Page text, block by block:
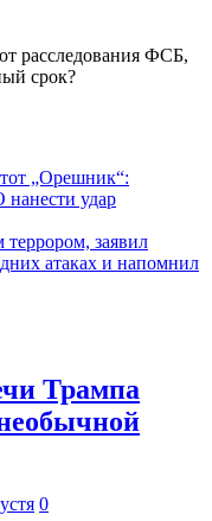
расследования ФСБ,
срок?
„Орешник“:
удар
террором, заявил
атаках и напомнил
Трампа
0